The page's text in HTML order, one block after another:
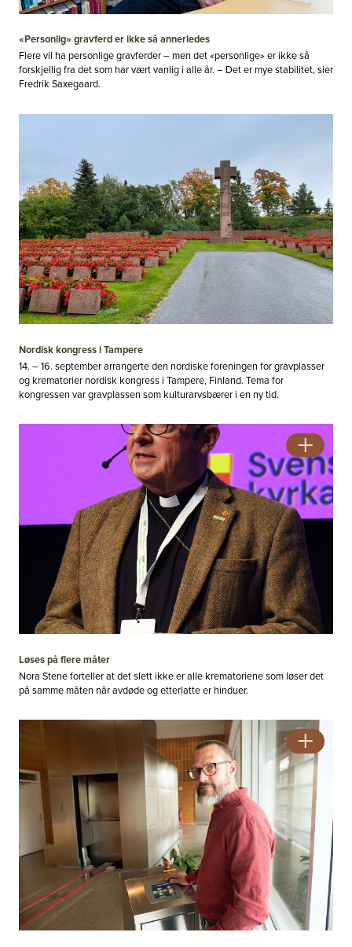
«Personlig» gravferd er ikke så annerledes
Flere vil ha personlige gravferder – men det «personlige» er ikke så
forskjellig fra det som har vært vanlig i alle år. – Det er mye stabilitet, sier
Fredrik Saxegaard.
Nordisk kongress i Tampere
14. – 16. september arrangerte den nordiske foreningen for gravplasser
og krematorier nordisk kongress i Tampere, Finland. Tema for
kongressen var gravplassen som kulturarvsbærer i en ny tid.
Løses på flere måter
Nora Stene forteller at det slett ikke er alle krematoriene som løser det
på samme måten når avdøde og etterlatte er hinduer.